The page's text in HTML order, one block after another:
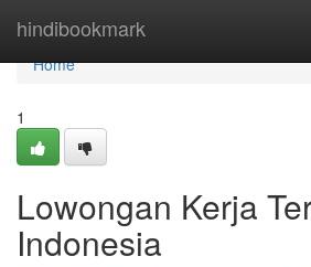
hindibookmark
Home
Home
1
Lowongan Kerja
Indonesia